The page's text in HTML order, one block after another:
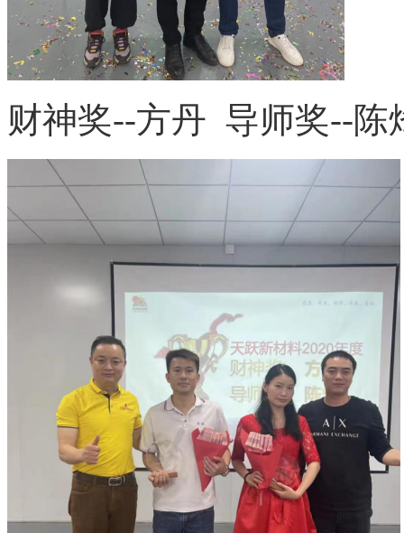
财神奖--方丹 导师奖--陈